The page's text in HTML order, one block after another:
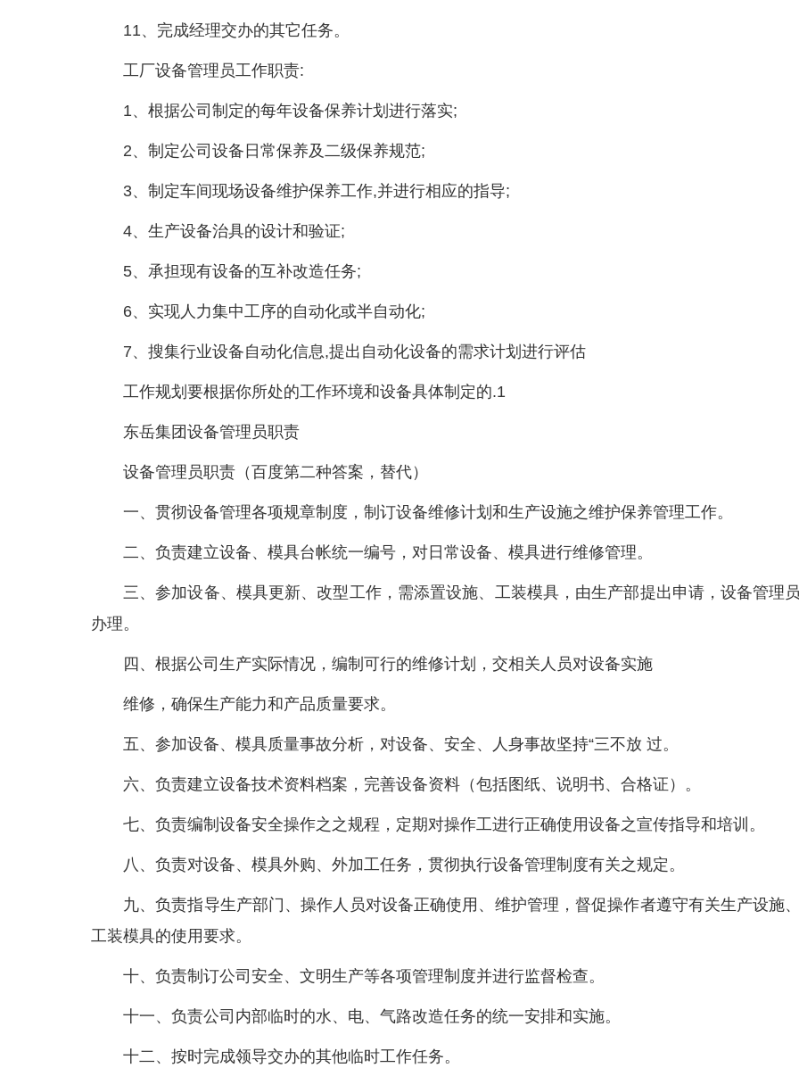
11、完成经理交办的其它任务。
工厂设备管理员工作职责:
1、根据公司制定的每年设备保养计划进行落实;
2、制定公司设备日常保养及二级保养规范;
3、制定车间现场设备维护保养工作,并进行相应的指导;
4、生产设备治具的设计和验证;
5、承担现有设备的互补改造任务;
6、实现人力集中工序的自动化或半自动化;
7、搜集行业设备自动化信息,提出自动化设备的需求计划进行评估
工作规划要根据你所处的工作环境和设备具体制定的.1
东岳集团设备管理员职责
设备管理员职责（百度第二种答案，替代）
一、贯彻设备管理各项规章制度，制订设备维修计划和生产设施之维护保养管理工作。
二、负责建立设备、模具台帐统一编号，对日常设备、模具进行维修管理。
三、参加设备、模具更新、改型工作，需添置设施、工装模具，由生产部提出申请，设备管理
办理。
四、根据公司生产实际情况，编制可行的维修计划，交相关人员对设备实施
维修，确保生产能力和产品质量要求。
五、参加设备、模具质量事故分析，对设备、安全、人身事故坚持“三不放 过。
六、负责建立设备技术资料档案，完善设备资料（包括图纸、说明书、合格证）。
七、负责编制设备安全操作之之规程，定期对操作工进行正确使用设备之宣传指导和培训。
八、负责对设备、模具外购、外加工任务，贯彻执行设备管理制度有关之规定。
九、负责指导生产部门、操作人员对设备正确使用、维护管理，督促操作者遵守有关生产设施
工装模具的使用要求。
十、负责制订公司安全、文明生产等各项管理制度并进行监督检查。
十一、负责公司内部临时的水、电、气路改造任务的统一安排和实施。
十二、按时完成领导交办的其他临时工作任务。